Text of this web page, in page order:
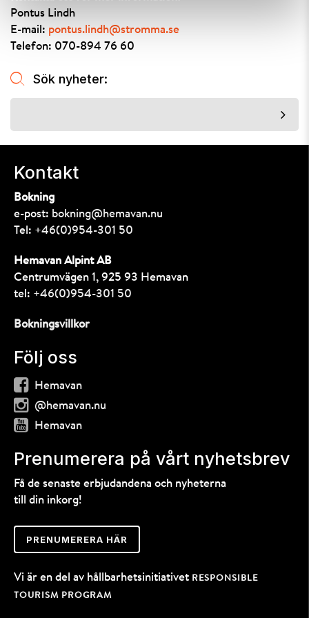
Pontus Lindh
E-mail: pontus.lindh@stromma.se
Telefon: 070-894 76 60
Sök nyheter:
Kontakt
Bokning
e-post: bokning@hemavan.nu
Tel: +46(0)954-301 50
Hemavan Alpint AB
Centrumvägen 1, 925 93 Hemavan
tel: +46(0)954-301 50
Bokningsvillkor
Följ oss
Hemavan
@hemavan.nu
Hemavan
Prenumerera på vårt nyhetsbrev
Få de senaste erbjudandena och nyheterna
till din inkorg!
PRENUMERERA HÄR
Vi är en del av hållbarhetsinitiativet RESPONSIBLE
TOURISM PROGRAM